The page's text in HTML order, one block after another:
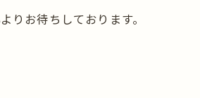
りお待ちしております。